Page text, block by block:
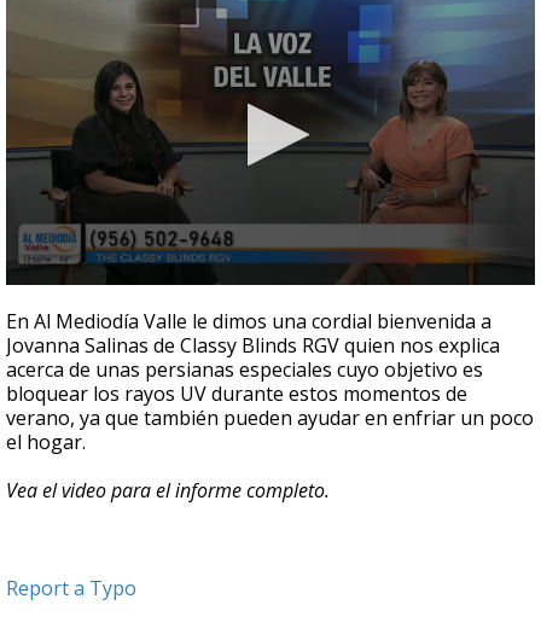
seconds
of
4
minutes,
31
seconds
En Al Mediodía Valle le dimos una cordial bienvenida a
Jovanna Salinas de Classy Blinds RGV quien nos explica
acerca de unas persianas especiales cuyo objetivo es
bloquear los rayos UV durante estos momentos de
verano, ya que también pueden ayudar en enfriar un poco
el hogar.
Vea el video para el informe completo.
Report a Typo